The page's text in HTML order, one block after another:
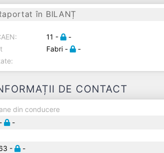
în BILANȚ
11 -
-
Fabri - -
DE CONTACT
din conducere
-
-
-